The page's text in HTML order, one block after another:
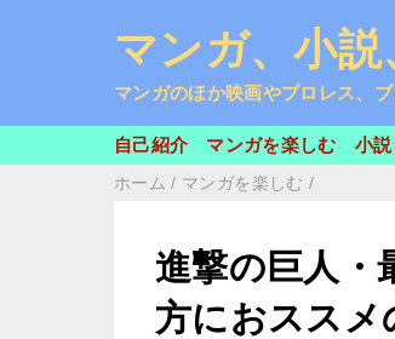
マンガ、小
マンガのほか映画やプロレス、
自己紹介 マンガを楽しむ 小
ホーム / マンガを楽しむ /
進撃の巨人・
方におススメ